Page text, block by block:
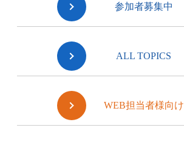
参加者募集中
ALL TOPICS
WEB担当者様向け